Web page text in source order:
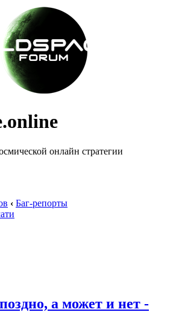
онлайн стратегии
‹ Баг-репорты
а может и нет -